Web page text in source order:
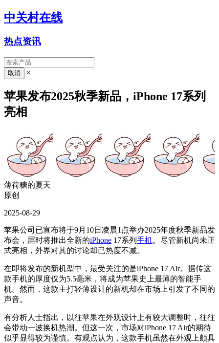
中关村在线
热点资讯
×
苹果发布2025秋季新品，iPhone 17系列
亮相
薄荷糖的夏天
原创
2025-08-29
苹果公司已宣布将于9月10日凌晨1点举办2025年度秋季新品发
布会，届时将推出全新的iPhone 17系列 手机。尽管新机尚未正
式亮相，外界对其的讨论却已热度不减。
在即将发布的新机型中，最受关注的是iPhone 17 Air。据传这
款手机的厚度仅为5.5毫米，将成为苹果史上最薄的智能手
机。然而，这款主打轻薄设计的新机却在市场上引发了不同的
声音。
有分析人士指出，以往苹果在外观设计上有较大调整时，往往
会带动一波换机热潮。但这一次，市场对iPhone 17 Air的期待
似乎显得较为谨慎。有观点认为，这款手机虽然在外观上颇具